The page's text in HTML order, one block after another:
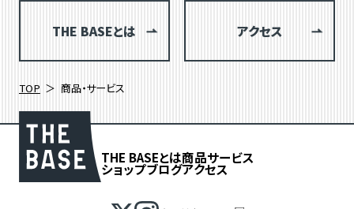
THE BASEとは アクセス
TOP 商品・サービス
THE BASEとは商品サービス
ショップブログアクセス